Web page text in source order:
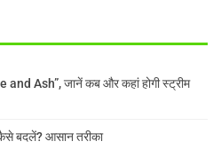
Ash”, जानें कब और कहां होगी स्ट्रीम
बदलें? आसान तरीका